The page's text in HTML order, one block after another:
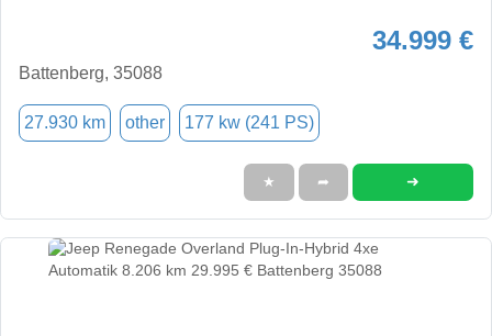
34.999 €
Battenberg, 35088
27.930 km other 177 kw (241 PS)
★ ➦ ➜